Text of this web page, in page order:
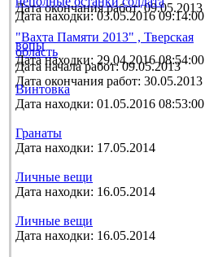
Дата окончания работ: 09.05.2013
"Вахта Памяти 2013" , Тверская
область
Дата начала работ: 09.05.2013
Дата окончания работ: 30.05.2013
Дата находки: 03.05.2016 09:14:00
вопы
Дата находки: 29.04.2016 08:54:00
Винтовка
Дата находки: 01.05.2016 08:53:00
Гранаты
Дата находки: 17.05.2014
Личные вещи
Дата находки: 16.05.2014
Личные вещи
Дата находки: 16.05.2014